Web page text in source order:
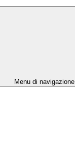
Menu di navigazione